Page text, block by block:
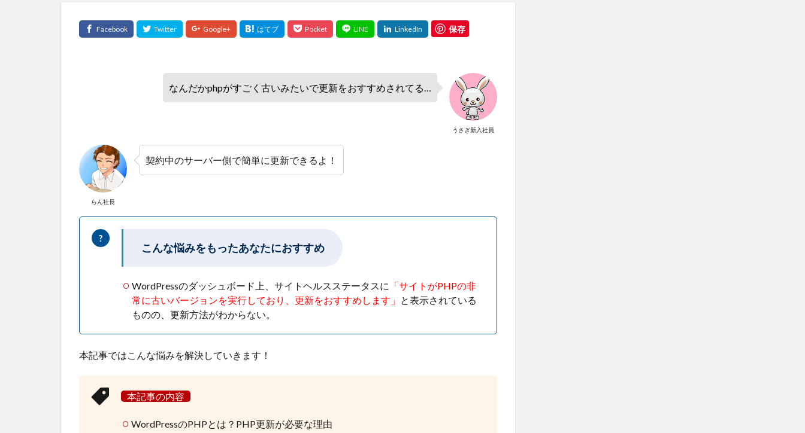
保存
うさぎ新入社員
なんだかphpがすごく古いみたいで更新をおすすめされてる…
らん社長
契約中のサーバー側で簡単に更新できるよ！
こんな悩みをもったあなたにおすすめ
WordPressのダッシュボード上、サイトヘルスステータスに 「サイトがPHPの非
常に古いバージョンを実行しており、更新をおすすめします」
と表示されている
ものの、更新方法がわからない。
本記事ではこんな悩みを解決していきます！
本記事の内容
WordPressのPHPとは？PHP更新が必要な理由